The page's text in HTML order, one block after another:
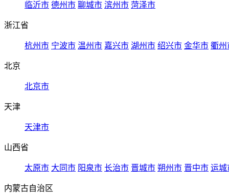
临沂市 德州市 聊城市 滨州市 菏泽市
浙江省
杭州市 宁波市 温州市 嘉兴市 湖州市 绍兴市 金华市 衢州
北京
北京市
天津
天津市
山西省
太原市 大同市 阳泉市 长治市 晋城市 朔州市 晋中市 运城
内蒙古自治区